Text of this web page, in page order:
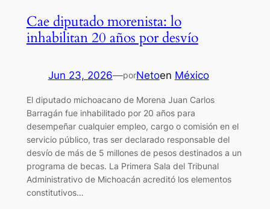
Cae diputado morenista: lo
inhabilitan 20 años por desvío
Jun 23, 2026—porNetoen México
El diputado michoacano de Morena Juan Carlos
Barragán fue inhabilitado por 20 años para
desempeñar cualquier empleo, cargo o comisión en el
servicio público, tras ser declarado responsable del
desvío de más de 5 millones de pesos destinados a un
programa de becas. La Primera Sala del Tribunal
Administrativo de Michoacán acreditó los elementos
constitutivos…